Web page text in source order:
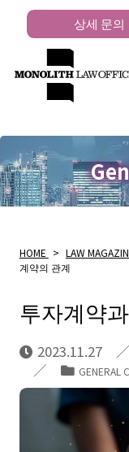
상세 문의
HOME > LAW
계약의 관계
투자계약
2023.11.27
GENERAL